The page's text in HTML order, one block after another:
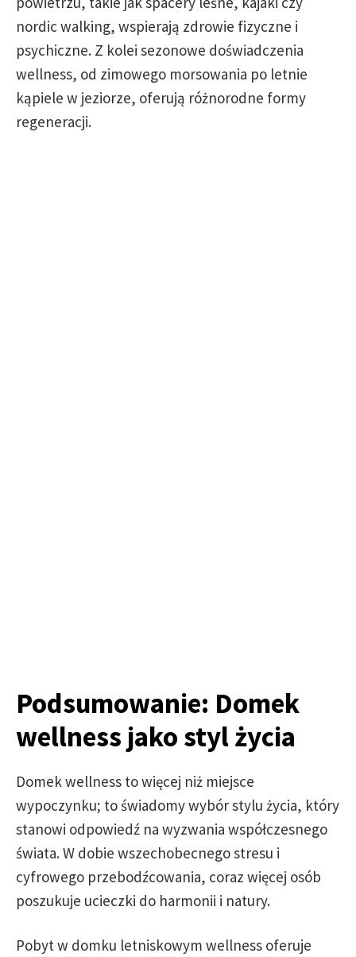
nordic walking, wspierają zdrowie fizyczne i
psychiczne. Z kolei sezonowe doświadczenia
wellness, od zimowego morsowania po letnie
kąpiele w jeziorze, oferują różnorodne formy
regeneracji.
Podsumowanie: Domek
wellness jako styl życia
Domek wellness to więcej niż miejsce
wypoczynku; to świadomy wybór stylu życia, który
stanowi odpowiedź na wyzwania współczesnego
świata. W dobie wszechobecnego stresu i
cyfrowego przebodźcowania, coraz więcej osób
poszukuje ucieczki do harmonii i natury.
Pobyt w domku letniskowym wellness oferuje